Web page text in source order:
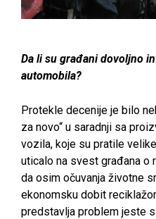
Da li su građani dovoljno
automobila?
Protekle decenije je bilo
za novo“ u saradnji sa
vozila, koje su pratile
uticalo na svest građana o
da osim očuvanja životne
ekonomsku dobit
predstavlja problem jeste